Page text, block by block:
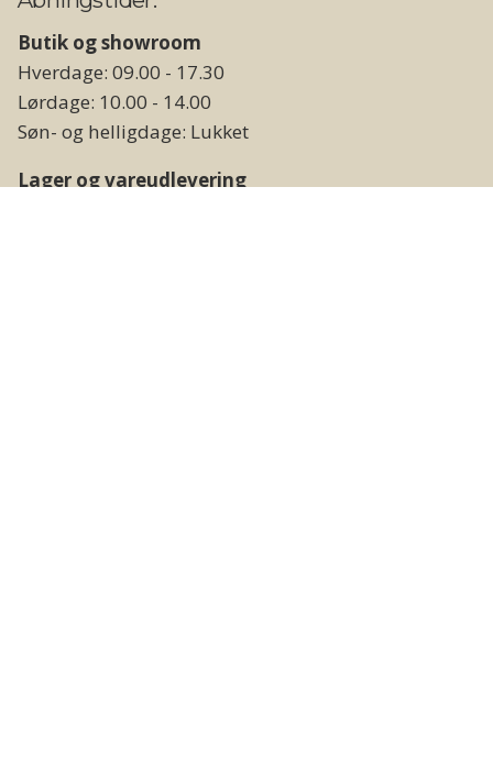
Butik og showroom
Hverdage: 09.00 - 17.30
Lørdage: 10.00 - 14.00
Søn- og helligdage: Lukket
Lager og vareudlevering